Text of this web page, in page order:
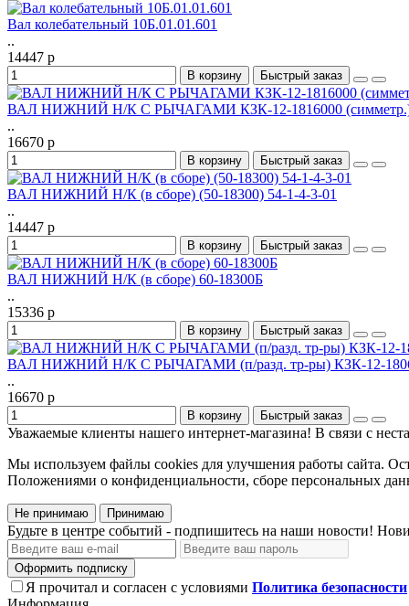
Вал колебательный 10Б.01.01.601
..
14447 р
В корзину Быстрый заказ
ВАЛ НИЖНИЙ Н/К С РЫЧАГАМИ КЗК-12-1816000
..
16670 р
В корзину Быстрый заказ
ВАЛ НИЖНИЙ Н/К (в сборе) (50-18300) 54-1-4-3-01
..
14447 р
В корзину Быстрый заказ
ВАЛ НИЖНИЙ Н/К (в сборе) 60-18300Б
..
15336 р
В корзину Быстрый заказ
ВАЛ НИЖНИЙ Н/К С РЫЧАГАМИ (п/разд. тр-ры) КЗК-12-
..
16670 р
В корзину Быстрый заказ
Уважаемые клиенты нашего интернет-магазина! В связи с
Мы используем файлы cookies для улучшения работы сайта.
Положениями о конфиденциальности, сборе персональных
Не принимаю Принимаю
Будьте в центре событий - подпишитесь на наши новости!
Оформить подписку
Я прочитал и согласен с условиями Политика безопасности